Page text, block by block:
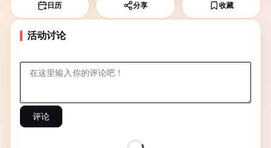
日历 分享 收藏
活动讨论
评论